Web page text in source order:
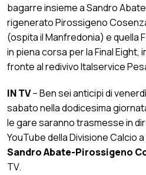
bagarre insieme a Sandro
rigenerato Pirossigeno
(ospita il Manfredonia) e quella
in piena corsa per la Final Eight,
fronte al redivivo Italservice
IN TV– Ben sei anticipi di
sabato nella dodicesima
le gare saranno trasmesse in
YouTube della Divisione Calcio
Sandro Abate-Pirossigeno
TV.